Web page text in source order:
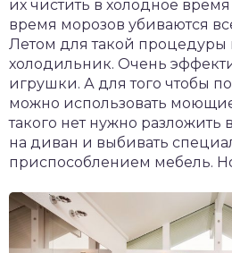
их чистить в холодное время
время морозов убиваются
Летом для такой процедуры
холодильник. Очень
игрушки. А для того чтобы
можно использовать
такого нет нужно
на диван и выбивать
приспособлением мебель.